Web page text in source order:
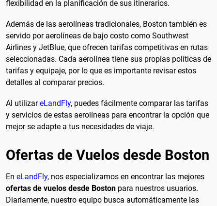
flexibilidad en la planificación de sus itinerarios.
Además de las aerolíneas tradicionales, Boston también es
servido por aerolíneas de bajo costo como Southwest
Airlines y JetBlue, que ofrecen tarifas competitivas en rutas
seleccionadas. Cada aerolínea tiene sus propias políticas de
tarifas y equipaje, por lo que es importante revisar estos
detalles al comparar precios.
Al utilizareLandFly, puedes fácilmente comparar las tarifas
y servicios de estas aerolíneas para encontrar la opción que
mejor se adapte a tus necesidades de viaje.
Ofertas de Vuelos desde Boston
En eLandFly, nos especializamos en encontrar las mejores
ofertas de vuelos desde Boston para nuestros usuarios.
Diariamente, nuestro equipo busca automáticamente las